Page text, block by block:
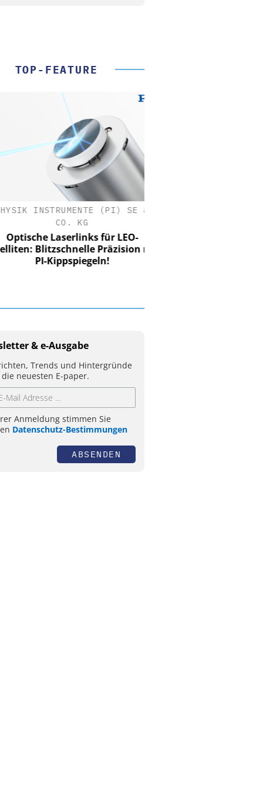
TOP-FEATURE
INSTRUMENTE (PI) SE &
CO. KG
Laserlinks für LEO-
Blitzschnelle Präzision mit
PI-Kippspiegeln!
& e-Ausgabe
Trends und Hintergründe
neuesten E-paper.
Anmeldung stimmen Sie
Datenschutz-Bestimmungen
ABSENDEN